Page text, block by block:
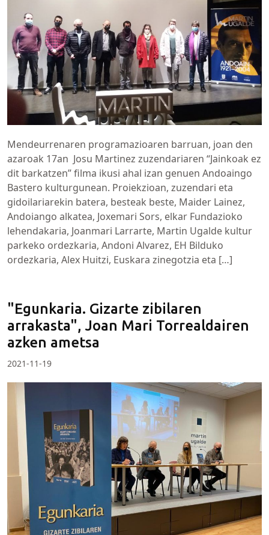
Mendeurrenaren programazioaren barruan, joan den
azaroak 17an Josu Martinez zuzendariaren “Jainkoak ez
dit barkatzen” filma ikusi ahal izan genuen Andoaingo
Bastero kulturgunean. Proiekzioan, zuzendari eta
gidoilariarekin batera, besteak beste, Maider Lainez,
Andoiango alkatea, Joxemari Sors, elkar Fundazioko
lehendakaria, Joanmari Larrarte, Martin Ugalde kultur
parkeko ordezkaria, Andoni Alvarez, EH Bilduko
ordezkaria, Alex Huitzi, Euskara zinegotzia eta […]
"Egunkaria. Gizarte zibilaren
arrakasta", Joan Mari Torrealdairen
azken ametsa
2021-11-19